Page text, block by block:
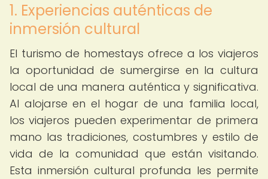
1. Experiencias auténticas de
inmersión cultural
El turismo de homestays ofrece a los viajeros
la oportunidad de sumergirse en la cultura
local de una manera auténtica y significativa.
Al alojarse en el hogar de una familia local,
los viajeros pueden experimentar de primera
mano las tradiciones, costumbres y estilo de
vida de la comunidad que están visitando.
Esta inmersión cultural profunda les permite